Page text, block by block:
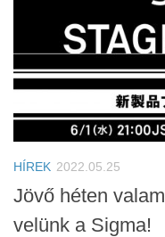
HÍREK 2022.05.25
Jövő héten
velünk a Sigma!